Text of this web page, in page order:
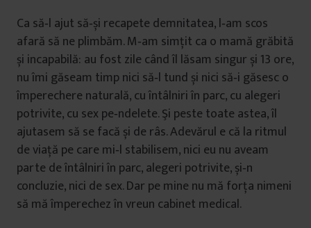
Ca să‑l ajut să‑și recapete demnitatea, l‑am scos
afară să ne plimbăm. M‑am simțit ca o mamă grăbită
și incapabilă: au fost zile când îl lăsam singur și 13 ore,
nu îmi găseam timp nici să‑l tund și nici să‑i găsesc o
împerechere naturală, cu întâlniri în parc, cu alegeri
potrivite, cu sex pe‑ndelete. Şi peste toate astea, îl
ajutasem să se facă și de râs. Adevărul e că la ritmul
de viață pe care mi‑l stabilisem, nici eu nu aveam
parte de întâlniri în parc, alegeri potrivite, și‑n
concluzie, nici de sex. Dar pe mine nu mă forța nimeni
să mă împerechez în vreun cabinet medical.